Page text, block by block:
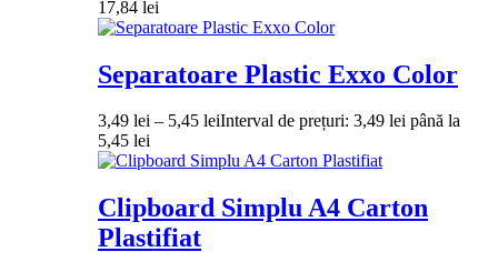
17,84 lei
Separatoare Plastic Exxo Color
3,49 lei – 5,45 leiInterval de prețuri: 3,49 lei până la
5,45 lei
Clipboard Simplu A4 Carton
Plastifiat